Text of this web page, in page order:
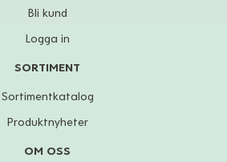
Bli kund
Logga in
SORTIMENT
Sortimentkatalog
Produktnyheter
OM OSS